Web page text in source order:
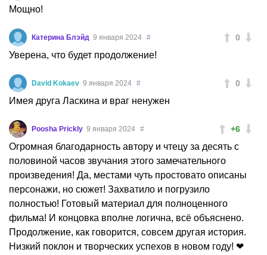
Мощно!
0
Катерина Блэйд 9 января 2024 #
Уверена, что будет продолжение!
0
David Kokaev 9 января 2024 #
Имея друга Ласкина и враг ненужен
+6
Poosha Prickly 9 января 2024 #
Огромная благодарность автору и чтецу за десять с
половиной часов звучания этого замечательного
произведения! Да, местами чуть простовато описаны
персонажи, но сюжет! Захватило и погрузило
полностью! Готовый материал для полноценного
фильма! И концовка вполне логична, всë объяснено.
Продолжение, как говорится, совсем другая история.
Низкий поклон и творческих успехов в новом году! ❤